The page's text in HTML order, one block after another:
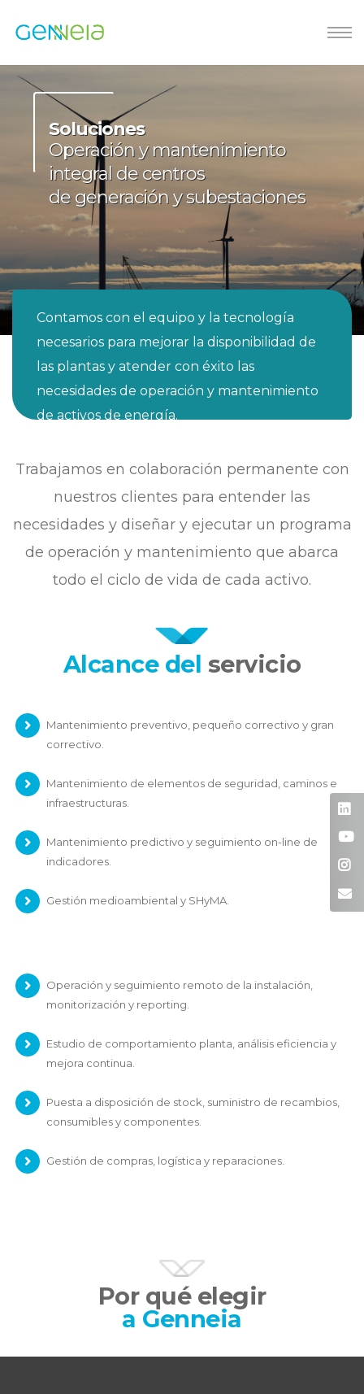
Soluciones
Operación y mantenimiento
integral de centros
de generación y subestaciones
Contamos con el equipo y la tecnología
necesarios para mejorar la disponibilidad de
las plantas y atender con éxito las
necesidades de operación y mantenimiento
de activos de energía.
Trabajamos en colaboración permanente con
nuestros clientes para entender las
necesidades y diseñar y ejecutar un programa
de operación y mantenimiento que abarca
todo el ciclo de vida de cada activo.
Alcance del servicio
Mantenimiento preventivo, pequeño correctivo y gran
correctivo.
Mantenimiento de elementos de seguridad, caminos e
infraestructuras.
Mantenimiento predictivo y seguimiento on-line de
indicadores.
Gestión medioambiental y SHyMA.
Operación y seguimiento remoto de la instalación,
monitorización y reporting.
Estudio de comportamiento planta, análisis eficiencia y
mejora continua.
Puesta a disposición de stock, suministro de recambios,
consumibles y componentes.
Gestión de compras, logística y reparaciones.
Por qué elegir
a Genneia